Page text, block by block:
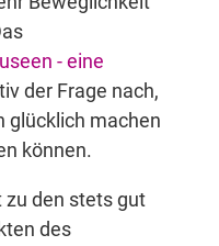
- eine
der Frage nach,
glücklich machen
können.
zu den stets gut
des